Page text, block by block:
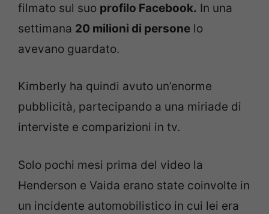
filmato sul suo profilo Facebook. In una
settimana 20 milioni di persone lo
avevano guardato.
Kimberly ha quindi avuto un’enorme
pubblicità, partecipando a una miriade di
interviste e comparizioni in tv.
Solo pochi mesi prima del video la
Henderson e Vaida erano state coinvolte in
un incidente automobilistico in cui lei era